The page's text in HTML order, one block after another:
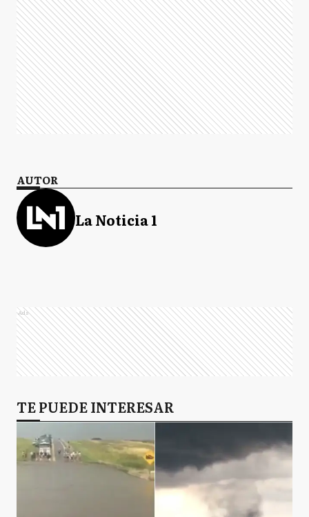
AUTOR
La Noticia 1
Ads
TE PUEDE INTERESAR